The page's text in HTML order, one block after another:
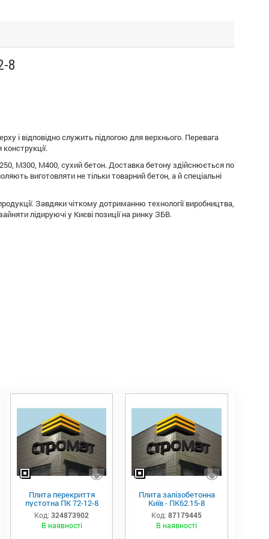
8
і відповідно служить підлогою для верхнього. Перевага
М300, М400, сухий бетон. Доставка бетону здійснюється по
виготовляти не тільки товарний бетон, а й спеціальні
Завдяки чіткому дотриманню технології виробництва,
лідируючі у Києві позиції на ринку ЗБВ.
Плита перекриття
пустотна ПК 72-12-8
Код: 324873902
В наявності
Плита залізобетонна
Київ - ПК62.15-8
Код: 87179445
В наявності